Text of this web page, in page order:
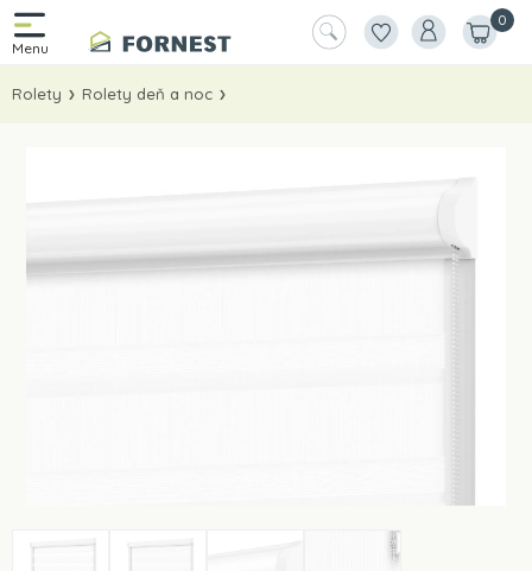
0
Rolety Rolety deň a noc